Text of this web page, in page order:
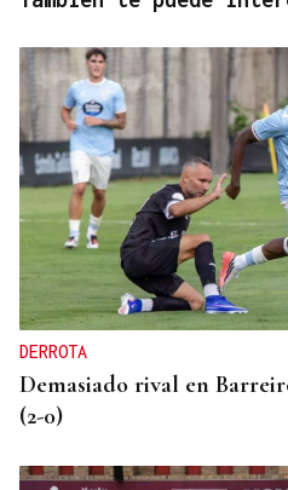
DERROTA
Demasiado rival en
(2-0)